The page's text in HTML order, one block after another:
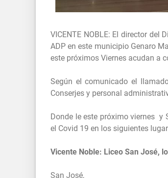
VICENTE NOBLE: El director del
ADP en este municipio Genaro
este próximos Viernes acudan a
Según el comunicado el
Conserjes y personal
Donde le este próximo viernes y
el Covid 19 en los siguientes
Vicente Noble: Liceo San José,
San José,